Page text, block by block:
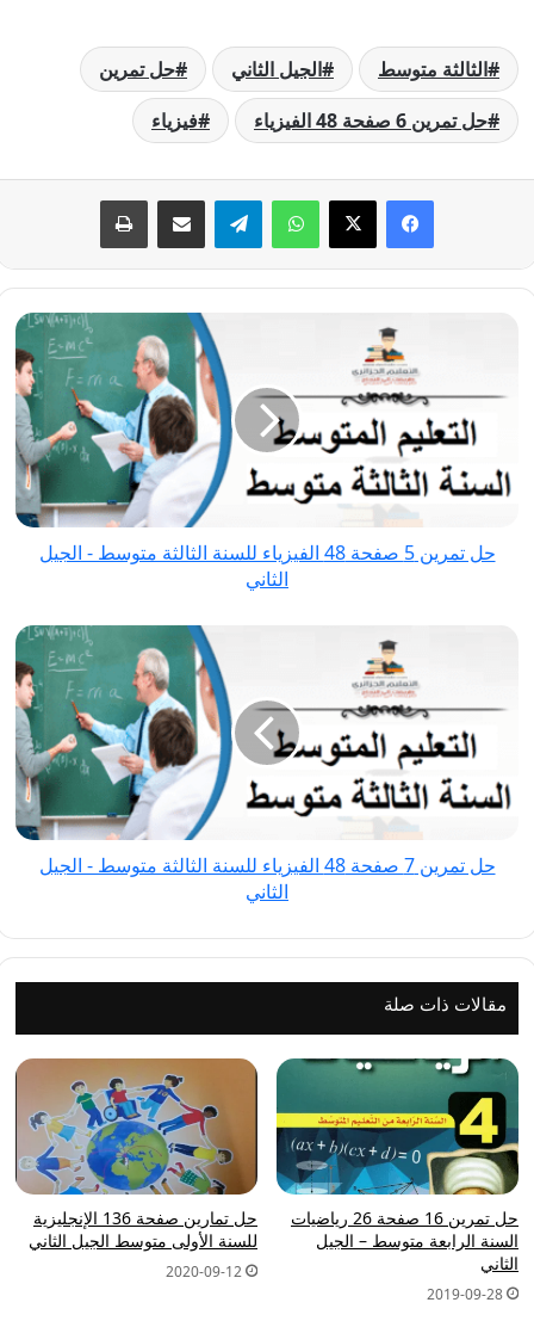
الثالثة متوسط الجيل الثاني
حل تمرين
حل تمرين 6 صفحة 48 الفيزياء
فيزياء
فيسبوك
‫X واتسابتيلقراممشاركة عبر البريد طباعة
الفيزياء
للسنة
متوسط
حل تمرين 5 صفحة 48 الفيزياء للسنة الثالثة متوسط - الجيل
الثاني
الفيزياء
للسنة
متوسط
الثاني
حل تمرين 7 صفحة 48 الفيزياء للسنة الثالثة متوسط - الجيل
الثاني
مقالات ذات صلة
حل تمرين 16 صفحة 26 رياضيات
السنة الرابعة متوسط – الجيل
الثاني
2019-09-28
حل تمارين صفحة 136 الإنجليزية
للسنة الأولى متوسط الجيل الثاني
2020-09-12